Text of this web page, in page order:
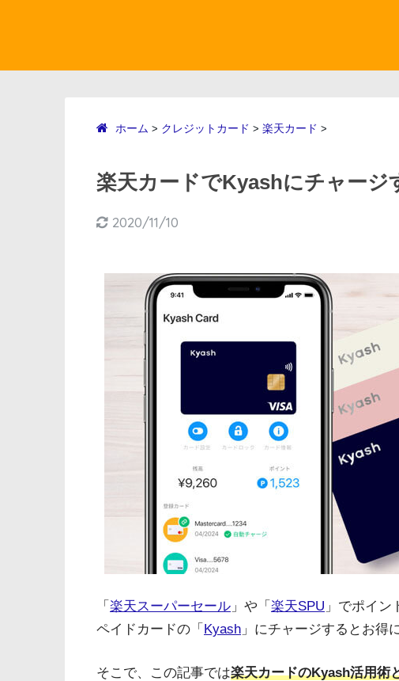
ホーム > クレジットカード > 楽天カード >
楽天カードでKyashにチャージ
2020/11/10
「 楽天スーパーセール 」や「 楽天SPU 」でポイン
ペイドカードの「 Kyash 」にチャージするとお得
そこで、この記事では楽天カードのKyash活用術